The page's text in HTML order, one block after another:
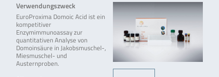
Verwendungszweck
EuroProxima Domoic Acid ist ein
kompetitiver
Enzymimmunoassay zur
quantitativen Analyse von
Domoinsäure in Jakobsmuschel-,
Miesmuschel- und
Austernproben.